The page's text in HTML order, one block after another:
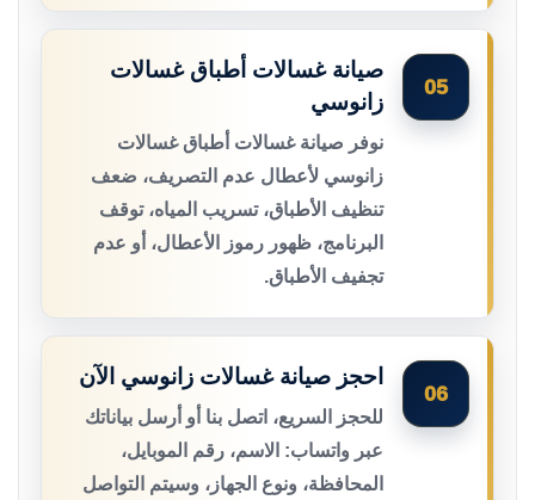
05
صيانة غسالات أطباق غسالات
زانوسي
نوفر صيانة غسالات أطباق غسالات
زانوسي لأعطال عدم التصريف، ضعف
تنظيف الأطباق، تسريب المياه، توقف
البرنامج، ظهور رموز الأعطال، أو عدم
تجفيف الأطباق.
06
احجز صيانة غسالات زانوسي الآن
للحجز السريع، اتصل بنا أو أرسل بياناتك
عبر واتساب: الاسم، رقم الموبايل،
المحافظة، ونوع الجهاز، وسيتم التواصل